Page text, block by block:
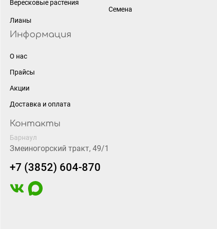
Вересковые растения
Лианы
Семена
Информация
О нас
Прайсы
Акции
Доставка и оплата
Контакты
Барнаул
Змеиногорский тракт, 49/1
+7 (3852) 604-870